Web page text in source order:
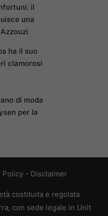
il
una
ha il suo
clamorosi
di moda
per la
Policy- Disclaimer
costituita e regolata
con sede legale in Unit